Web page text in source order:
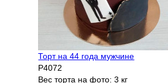
Торт на 44 года мужчине
P4072
Вес торта на фото:3 кг